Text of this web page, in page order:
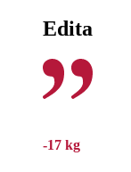
Edita
-17 kg